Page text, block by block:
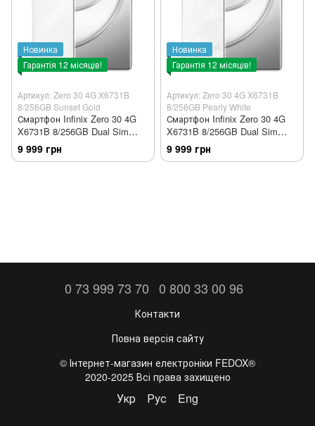
Новинка
Гарантія 12 місяців!
Артикул: Zero 30 4G X6731B
8/256GB Sunset Gold
Смартфон Infinix Zero 30 4G
X6731B 8/256GB Dual Sim
Sunset Gold
9 999 грн
Новинка
Гарантія 12 місяців!
Артикул: Zero 30 4G X6731B
8/256GB Pearly White
Смартфон Infinix Zero 30 4G
X6731B 8/256GB Dual Sim
Pearly White
9 999 грн
0 73 999 73 70 0 800 33 00 96
Контакти
Повна версія сайту
©️ Інтернет-магазин електроніки FEDOX®
2020-2025 Всі права захищено
Укр Рус Eng